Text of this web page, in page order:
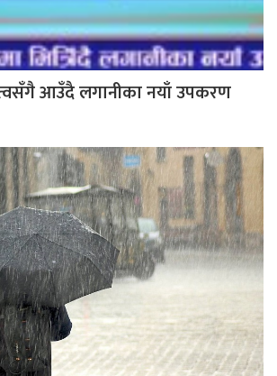
आउँदै लगानीका नयाँ उपकरण